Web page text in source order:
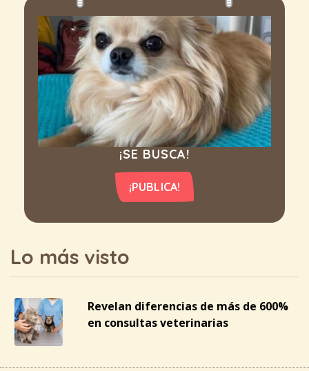
¡SE BUSCA!
¡PUBLICA!
Lo más visto
Revelan diferencias de más de 600%
en consultas veterinarias